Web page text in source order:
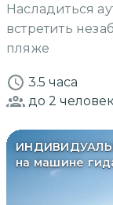
Насладиться
встретить
пляже
3.5 часа
до 2 человек
на машине